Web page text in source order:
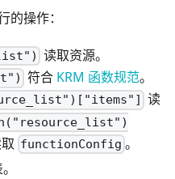
的操作：
读取资源。
符合 KRM 函数规范。
读
functionConfig 。